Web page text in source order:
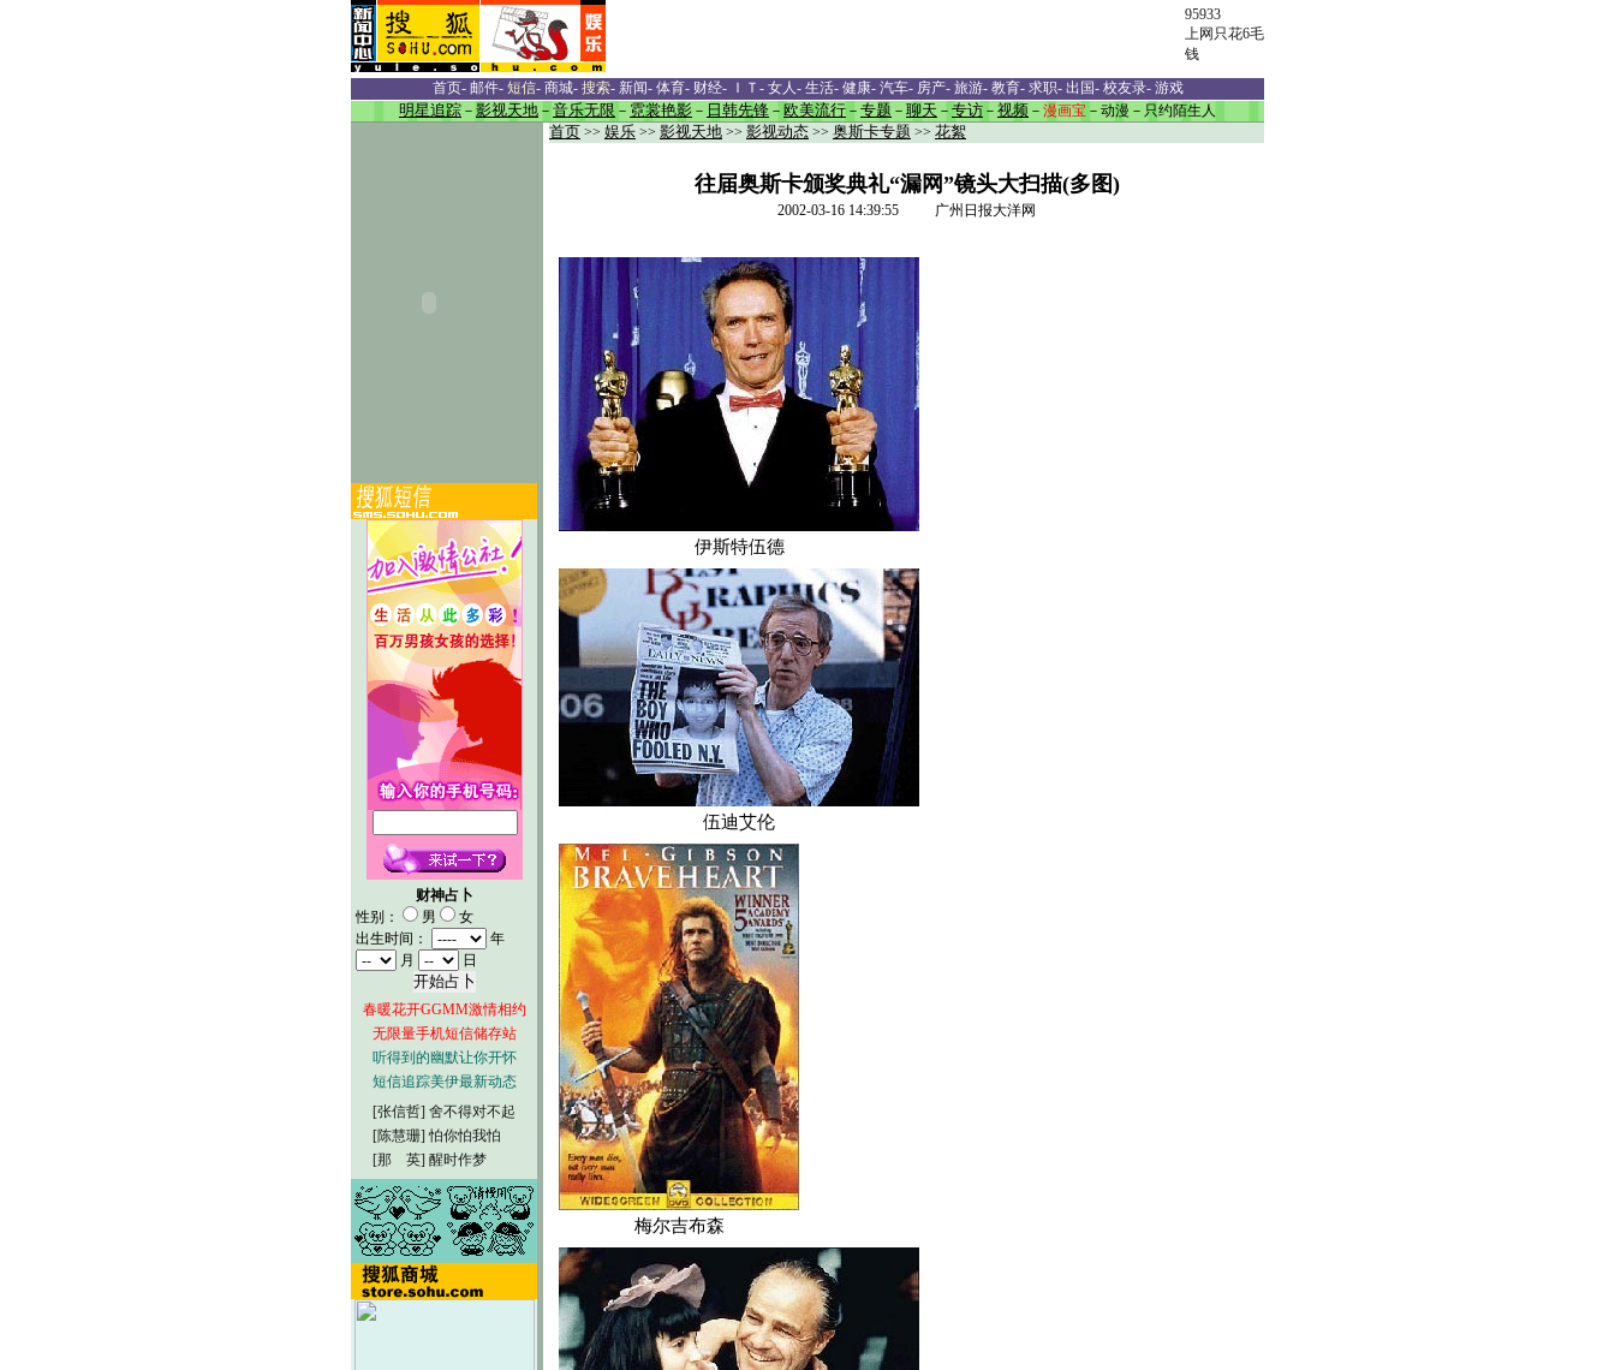
95933
上网只花6毛
钱
首页- 邮件- 短信- 商城- 搜索- 新闻- 体育- 财经- ＩＴ - 女人- 生活- 健康- 汽车- 房产- 旅游- 教育- 求职- 出国- 校友录- 游戏
明星追踪 － 影视天地 － 音乐无限 － 霓裳艳影 － 日韩先锋 － 欧美流行 － 专题 － 聊天 － 专访 － 视频 － 漫画宝 － 动漫 － 只约陌生人
财神占卜
性别：
男
女
出生时间：
年
月
日
春暖花开GGMM激情相约
无限量手机短信储存站
听得到的幽默让你开怀
短信追踪美伊最新动态
[张信哲] 舍不得对不起
[陈慧珊] 怕你怕我怕
[那 英] 醒时作梦
首页 >> 娱乐 >> 影视天地 >> 影视动态 >> 奥斯卡专题 >> 花絮
往届奥斯卡颁奖典礼“漏网”镜头大扫描(多图)
2002-03-16 14:39:55 广州日报大洋网
伊斯特伍德
伍迪艾伦
梅尔吉布森